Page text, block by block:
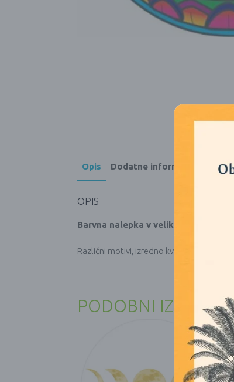
Opis Dodatne informacije
OPIS
Barvna nalepka v velikosti 14 cm.
Različni motivi, izredno kvalitetne nalepke.
PODOBNI IZDELKI